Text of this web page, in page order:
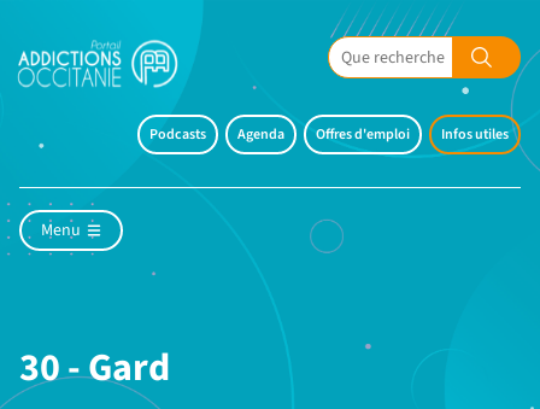
Podcasts Agenda Offres d'emploi Infos utiles
Menu
30 - Gard